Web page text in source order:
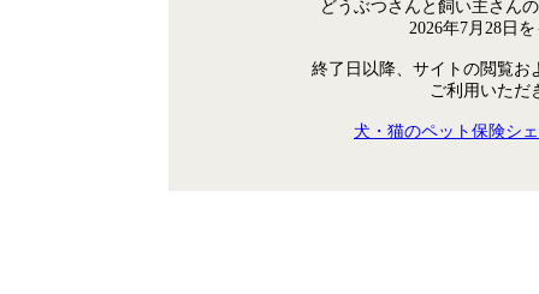
どうぶつさんと飼い主さん
2026年7月28日
終了日以降、サイトの閲覧お
ご利用いただ
犬・猫のペット保険シ